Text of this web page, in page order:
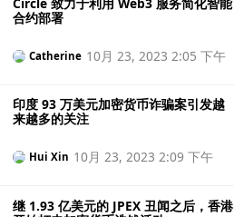
合约部署
Catherine 10月 23, 2023 2:05 下午
印度 93 万美元加密货币诈骗案引发越
来越多的关注
Hui Xin 10月 23, 2023 2:09 下午
继 1.93 亿美元的 JPEX 丑闻之后，香港